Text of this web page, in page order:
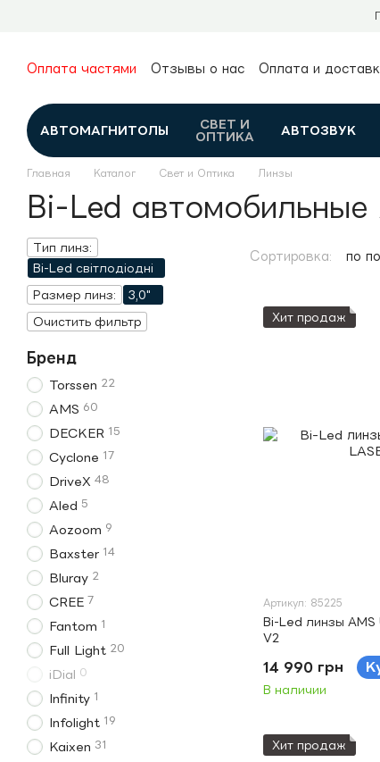
Оплата частями Отзывы о нас
Оплата и
Контакты
Каталог
АВТОМАГНИТОЛЫ
СВЕТ И
ОПТИКА
АВТОЗВУК
Главная Каталог Свет и Оптика Линзы
Bi-Led
Сортировка: по
Хит продаж
Артикул: 85225
Bi-Led линзы AMS
V2
14 990 грн
В наличии
Хит продаж
Тип линз:
Bi-Led світлодіодні
Размер линз: 3,0"
Очистить фильтр
Бренд
Torssen 22
AMS 60
DECKER 15
Cyclone 17
DriveX 48
Aled 5
Aozoom 9
Baxster 14
Bluray 2
CREE 7
Fantom 1
Full Light 20
iDial 0
Infinity 1
Infolight 19
Kaixen 31